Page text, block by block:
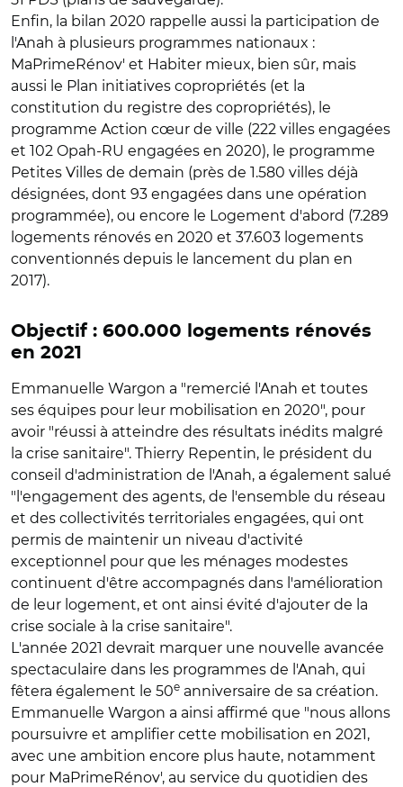
Enfin, la bilan 2020 rappelle aussi la participation de
l'Anah à plusieurs programmes nationaux :
MaPrimeRénov' et Habiter mieux, bien sûr, mais
aussi le Plan initiatives copropriétés (et la
constitution du registre des copropriétés), le
programme Action cœur de ville (222 villes engagées
et 102 Opah-RU engagées en 2020), le programme
Petites Villes de demain (près de 1.580 villes déjà
désignées, dont 93 engagées dans une opération
programmée), ou encore le Logement d'abord (7.289
logements rénovés en 2020 et 37.603 logements
conventionnés depuis le lancement du plan en
2017).
Objectif : 600.000 logements rénovés
en 2021
Emmanuelle Wargon a "remercié l'Anah et toutes
ses équipes pour leur mobilisation en 2020", pour
avoir "réussi à atteindre des résultats inédits malgré
la crise sanitaire". Thierry Repentin, le président du
conseil d'administration de l'Anah, a également salué
"l'engagement des agents, de l'ensemble du réseau
et des collectivités territoriales engagées, qui ont
permis de maintenir un niveau d'activité
exceptionnel pour que les ménages modestes
continuent d'être accompagnés dans l'amélioration
de leur logement, et ont ainsi évité d'ajouter de la
crise sociale à la crise sanitaire".
L'année 2021 devrait marquer une nouvelle avancée
spectaculaire dans les programmes de l'Anah, qui
fêtera également le 50e anniversaire de sa création.
Emmanuelle Wargon a ainsi affirmé que "nous allons
poursuivre et amplifier cette mobilisation en 2021,
avec une ambition encore plus haute, notamment
pour MaPrimeRénov', au service du quotidien des